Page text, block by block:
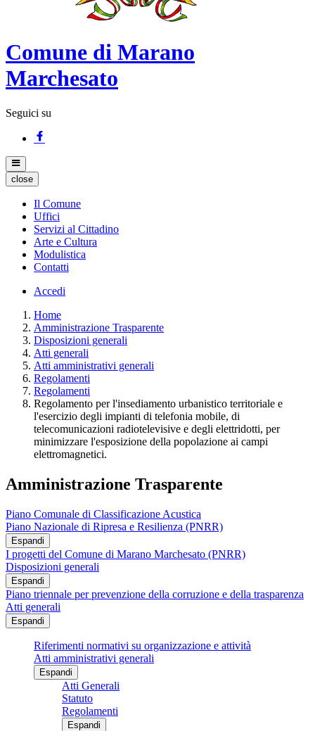
Comune di Marano
Marchesato
Seguici su
close
Il Comune
Uffici
Servizi al Cittadino
Arte e Cultura
Modulistica
Contatti
Accedi
Home
Amministrazione Trasparente
Disposizioni generali
Atti generali
Atti amministrativi generali
Regolamenti
Regolamenti
Regolamento per l'insediamento urbanistico territoriale e
l'esercizio degli impianti di telefonia mobile, di
telecomunicazioni radiotelevisive e degli elettridotti, per
minimizzare l'esposizione della popolazione ai campi
elettromagnetici.
Amministrazione Trasparente
Piano Comunale di Classificazione Acustica
Piano Nazionale di Ripresa e Resilienza (PNRR)
Espandi
I progetti del Comune di Marano Marchesato (PNRR)
Disposizioni generali
Espandi
Piano triennale per prevenzione della corruzione e della trasparenza
Atti generali
Espandi
Riferimenti normativi su organizzazione e attività
Atti amministrativi generali
Espandi
Atti Generali
Statuto
Regolamenti
Espandi